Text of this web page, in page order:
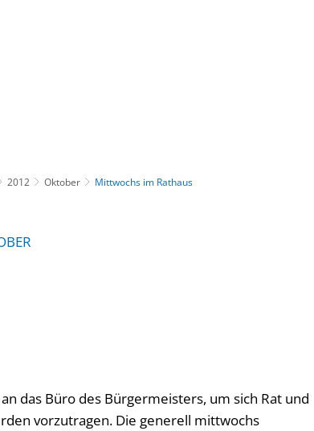
2012 Oktober Mittwochs im Rathaus
das Büro des Bürgermeisters, um sich Rat und
vorzutragen. Die generell mittwochs